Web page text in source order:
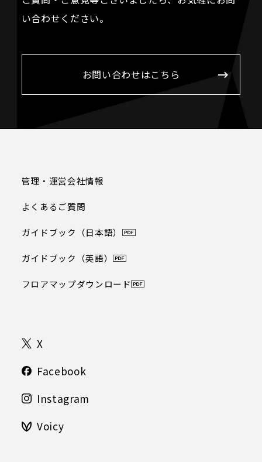
い合わせください。
お問い合わせはこちら
X
Facebook
Instagram
Voicy
管理・運営会社情報
よくあるご質問
ガイドブック（日本語）
ガイドブック（英語）
フロアマップダウンロード